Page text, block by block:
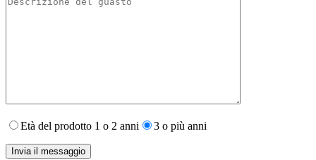
Età del prodotto 1 o 2 anni 3 o più anni